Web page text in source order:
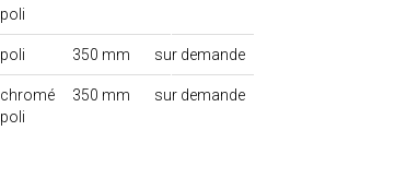
poli
poli 350 mm sur demande
chromé
poli
350 mm sur demande